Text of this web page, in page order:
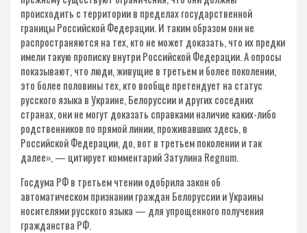
происходить с территории в пределах государственной
границы Российской Федерации. И таким образом они не
распространяются на тех, кто не может доказать, что их предки
имели такую прописку внутри Российской Федерации. А опросы
показывают, что люди, живущие в третьем и более поколении,
это более половины тех, кто вообще претендует на статус
русского языка в Украине, Белоруссии и других соседних
странах, они не могут доказать справками наличие каких-либо
родственников по прямой линии, проживавших здесь, в
Российской Федерации, до, вот в третьем поколении и так
далее», — цитирует комментарий Затулина Regnum.
Госдума РФ в третьем чтении одобрила закон об
автоматическом признании граждан Белоруссии и Украины
носителями русского языка — для упрощенного получения
гражданства РФ.